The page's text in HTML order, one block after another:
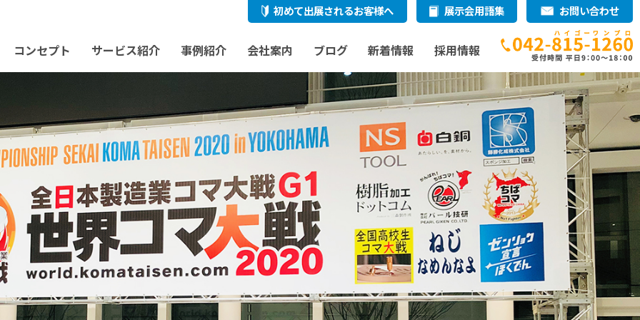
初めて出展されるお客様へ 展示会用語集 お問い合わせ
コンセプト サービス紹介 事例紹介 会社案内 ブログ 新着情報 採用情報